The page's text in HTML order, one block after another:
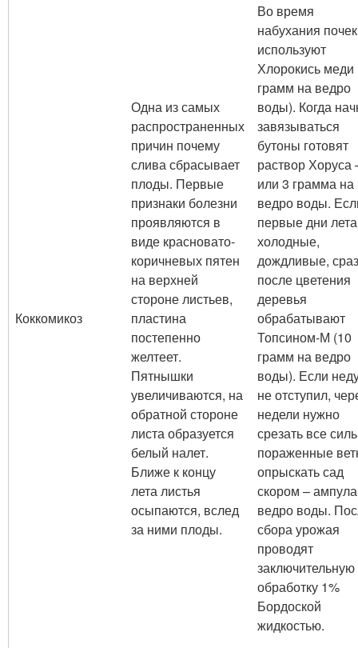
Коккомикоз
Одна из самых
распространенных
причин почему
слива сбрасывает
плоды. Первые
признаки болезни
проявляются в
виде красновато-
коричневых пятен
на верхней
стороне листьев,
пластина
постепенно
желтеет.
Пятнышки
увеличиваются, на
обратной стороне
листа образуется
белый налет.
Ближе к концу
лета листья
осыпаются, вслед
за ними плоды.
Во время
набухания почек
используют
Хлорокись меди
грамм на ведро
воды). Когда
завязываться
бутоны готовят
раствор Хоруса
или 3 грамма на
ведро воды.
первые дни лета
холодные,
дождливые,
после цветения
деревья
обрабатывают
Топсином-М (10
грамм на ведро
воды). Если
не отступил,
недели нужно
срезать все
пораженные
опрыскать сад
скором –
ведро воды.
сбора урожая
проводят
заключительную
обработку 1%
Бордоской
жидкостью.